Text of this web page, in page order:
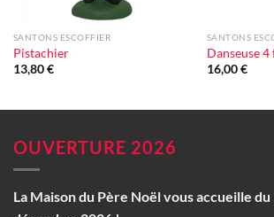
SANTONS ESCOFFIER
Pistachier
13,80€
SANTONS
Danseuse
16,00€
OUVERTURE 2026
La Maison du Père Noël vous accueille